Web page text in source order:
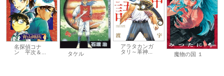
名探偵コナ
ン 平次＆...
タケル
アラタカンガ
タリ～革神...
魔物の国 １